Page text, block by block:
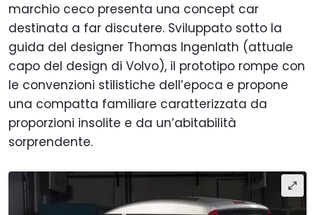
marchio ceco presenta una concept car
destinata a far discutere. Sviluppato sotto la
guida del designer Thomas Ingenlath (attuale
capo del design di Volvo), il prototipo rompe con
le convenzioni stilistiche dell’epoca e propone
una compatta familiare caratterizzata da
proporzioni insolite e da un’abitabilità
sorprendente.